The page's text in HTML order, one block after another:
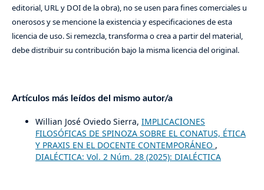
editorial, URL y DOI de la obra), no se usen para fines comerciales u
onerosos y se mencione la existencia y especificaciones de esta
licencia de uso. Si remezcla, transforma o crea a partir del material,
debe distribuir su contribución bajo la misma licencia del original.
Artículos más leídos del mismo autor/a
Willian José Oviedo Sierra, IMPLICACIONES
FILOSÓFICAS DE SPINOZA SOBRE EL CONATUS, ÉTICA
Y PRAXIS EN EL DOCENTE CONTEMPORÁNEO ,
DIALÉCTICA: Vol. 2 Núm. 28 (2025): DIALÉCTICA